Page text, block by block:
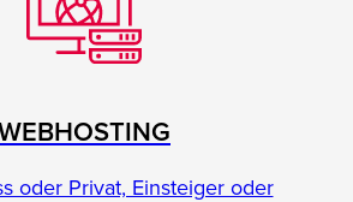
oder Privat, Einsteiger oder